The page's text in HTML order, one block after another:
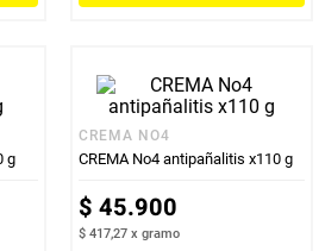
g
CREMA NO4
CREMA No4 antipañalitis x110 g
$ 45.900
$ 417,27 x gramo